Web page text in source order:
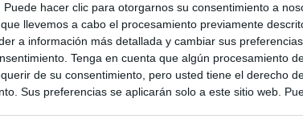
Puede hacer clic para otorgarnos su consentimiento a
llevemos a cabo el procesamiento previamente
a información más detallada y cambiar sus
Tenga en cuenta que algún procesamiento
de su consentimiento, pero usted tiene el derecho
Sus preferencias se aplicarán solo a este sitio web.